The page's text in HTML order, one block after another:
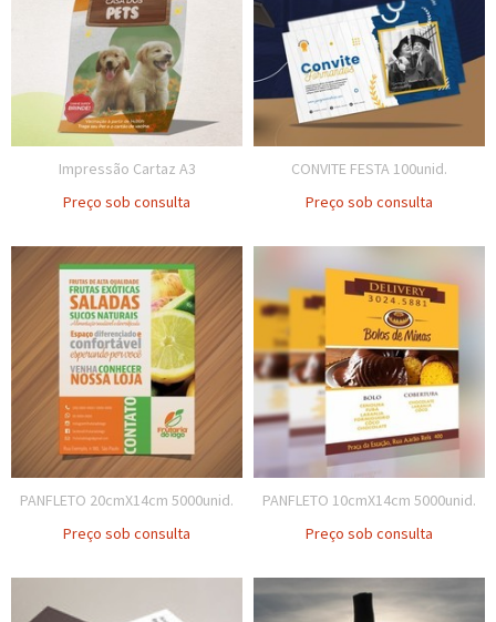
Impressão Cartaz A3
Preço sob consulta
CONVITE FESTA 100unid.
Preço sob consulta
PANFLETO 20cmX14cm 5000unid.
Preço sob consulta
PANFLETO 10cmX14cm 5000unid.
Preço sob consulta